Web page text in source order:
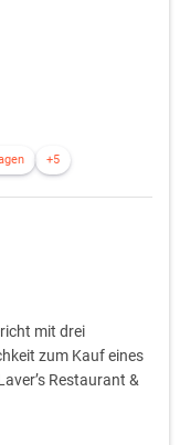
+5
mit drei
zum Kauf eines
Restaurant &
(Whirlpool